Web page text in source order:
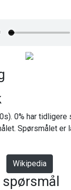
0% har tidligere
Spørsmålet er
Wikipedia
spørsmål